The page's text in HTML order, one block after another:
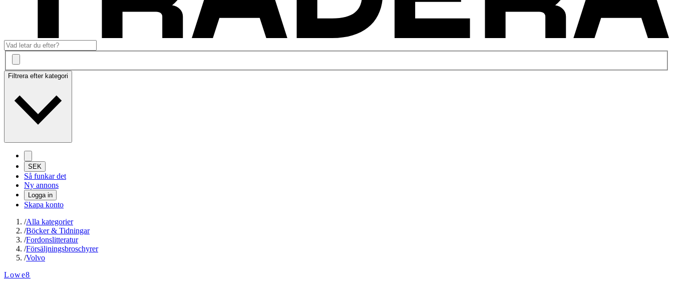
Filtrera efter kategori
SEK
Så funkar det
Ny annons
Logga in
Skapa konto
/Alla kategorier
/Böcker & Tidningar
/Fordonslitteratur
/Försäljningsbroschyrer
/Volvo
Lowe8